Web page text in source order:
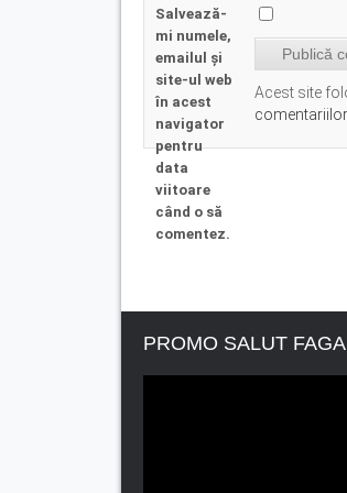
Salvează-
mi numele,
emailul și
site-ul web
în acest
navigator
pentru
data
viitoare
când o să
comentez.
Acest site
PROMO SALUT